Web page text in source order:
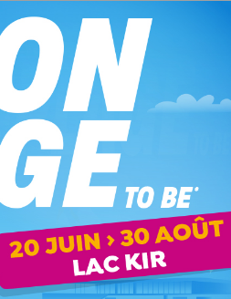
permettront
cadavre
à la beauté et à
des mini-
que notre
avec le